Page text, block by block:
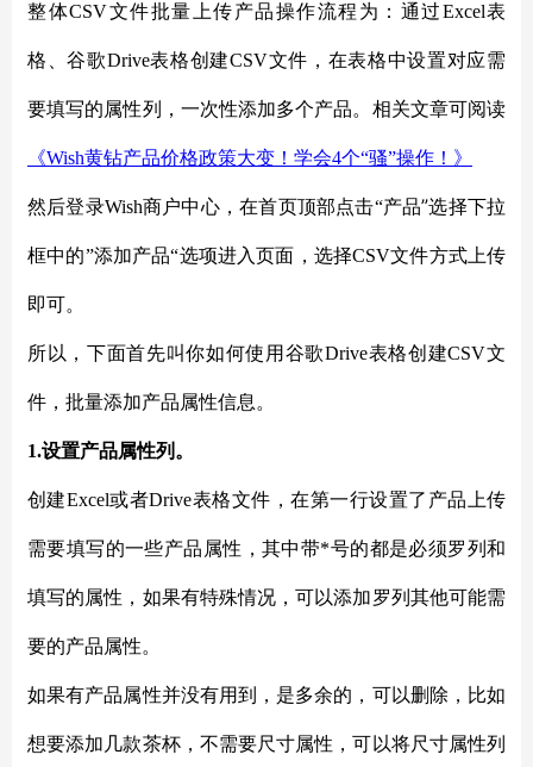
整体CSV文件批量上传产品操作流程为：通过Excel表
格、谷歌Drive表格创建CSV文件，在表格中设置对应需
要填写的属性列，一次性添加多个产品。 相关文章可阅读
《Wish黄钻产品价格政策大变！学会4个“骚”操作！》
然后登录Wish商户中心，在首页顶部点击“产品”选择下拉
框中的”添加产品“选项进入页面，选择CSV文件方式上传
即可。
所以，下面首先叫你如何使用谷歌Drive表格创建CSV文
件，批量添加产品属性信息。
1.设置产品属性列。
创建Excel或者Drive表格文件，在第一行设置了产品上传
需要填写的一些产品属性，其中带*号的都是必须罗列和
填写的属性，如果有特殊情况，可以添加罗列其他可能需
要的产品属性。
如果有产品属性并没有用到，是多余的，可以删除，比如
想要添加几款茶杯，不需要尺寸属性，可以将尺寸属性列